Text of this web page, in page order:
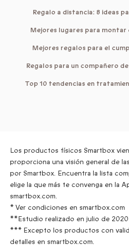
Regalo a distancia: 8 ideas
Mejores lugares para montar
Mejores regalos para el
Regalos para un compañero
Top 10 tendencias en
Los productos físicos Smartbox
proporciona una visión general de
por Smartbox. Encuentra la lista
elige la que más te convenga en la
smartbox.com.
* Ver condiciones en smartbox.com
**Estudio realizado en julio de 2020
*** Excepto los productos con
detalles en smartbox.com.